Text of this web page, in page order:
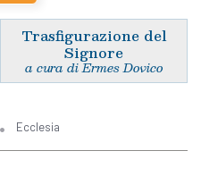
Trasfigurazione del
Signore
a cura di Ermes Dovico
Ecclesia